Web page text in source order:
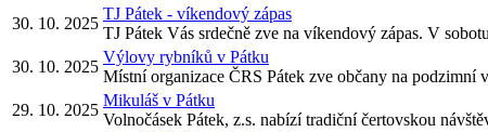
30. 10. 2025
TJ Pátek - víkendový zápas
TJ Pátek Vás srdečně zve na víkendový zápas. V
30. 10. 2025
Výlovy rybníků v Pátku
Místní organizace ČRS Pátek zve občany na podzimní
29. 10. 2025
Mikuláš v Pátku
Volnočásek Pátek, z.s. nabízí tradiční čertovskou